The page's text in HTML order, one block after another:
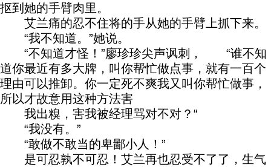
抠到她的手臂肉里。
艾兰痛的忍不住将的手从她的手臂上抓下来。
“我不知道。”她说。
“不知道才怪！”廖珍珍尖声讽刺， “谁不知
道你最近有多大牌，叫你帮忙做点事，就有一百个
理由可以推卸。你一定死不爽我又叫你帮忙做事，
所以才故意用这种方法害
我出糗，害我被经理骂对不对？“
“我没有。”
“敢做不敢当的卑鄙小人！”
是可忍孰不可忍！艾兰再也忍受不了了，生气